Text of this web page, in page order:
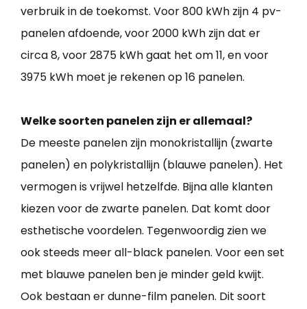
verbruik in de toekomst. Voor 800 kWh zijn 4 pv-
panelen afdoende, voor 2000 kWh zijn dat er
circa 8, voor 2875 kWh gaat het om 11, en voor
3975 kWh moet je rekenen op 16 panelen.
Welke soorten panelen zijn er allemaal?
De meeste panelen zijn monokristallijn (zwarte
panelen) en polykristallijn (blauwe panelen). Het
vermogen is vrijwel hetzelfde. Bijna alle klanten
kiezen voor de zwarte panelen. Dat komt door
esthetische voordelen. Tegenwoordig zien we
ook steeds meer all-black panelen. Voor een set
met blauwe panelen ben je minder geld kwijt.
Ook bestaan er dunne-film panelen. Dit soort